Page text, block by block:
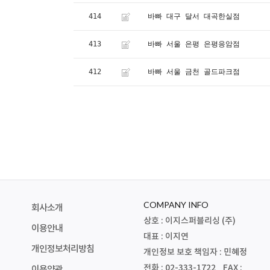
414 바빠 대구 달서 대곡한실점
413 바빠 서울 은평 은평응암점
412 바빠 서울 금천 골드파크점
회사소개
이용안내
개인정보처리방침
COMPANY INFO
상호 : 이지스퍼블리싱 (주)
대표 : 이지연
개인정보 보호 책임자 : 민혜정
전화 : 02-333-1722 FAX :